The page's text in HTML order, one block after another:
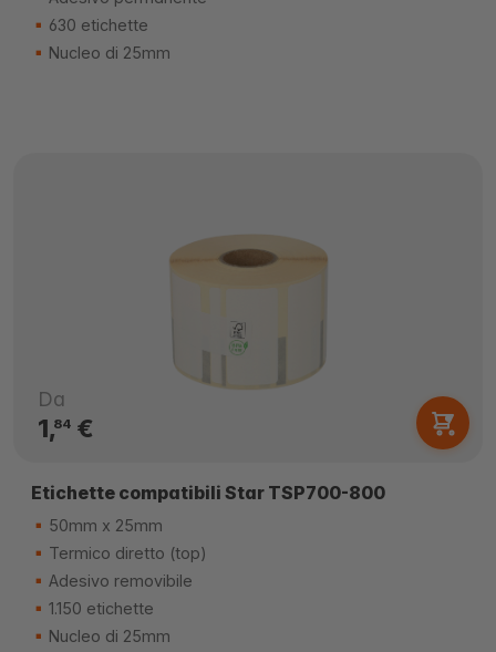
630 etichette
Nucleo di 25mm
Da
1,84€
Etichette compatibili Star TSP700-800
50mm x 25mm
Termico diretto (top)
Adesivo removibile
1.150 etichette
Nucleo di 25mm